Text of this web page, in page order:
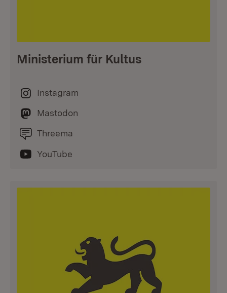
Ministerium für Kultus
Instagram
Mastodon
Threema
YouTube